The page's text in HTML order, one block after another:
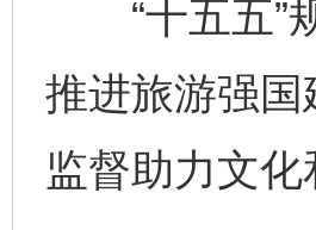
“十五五”规
推进旅游强
监督助力文